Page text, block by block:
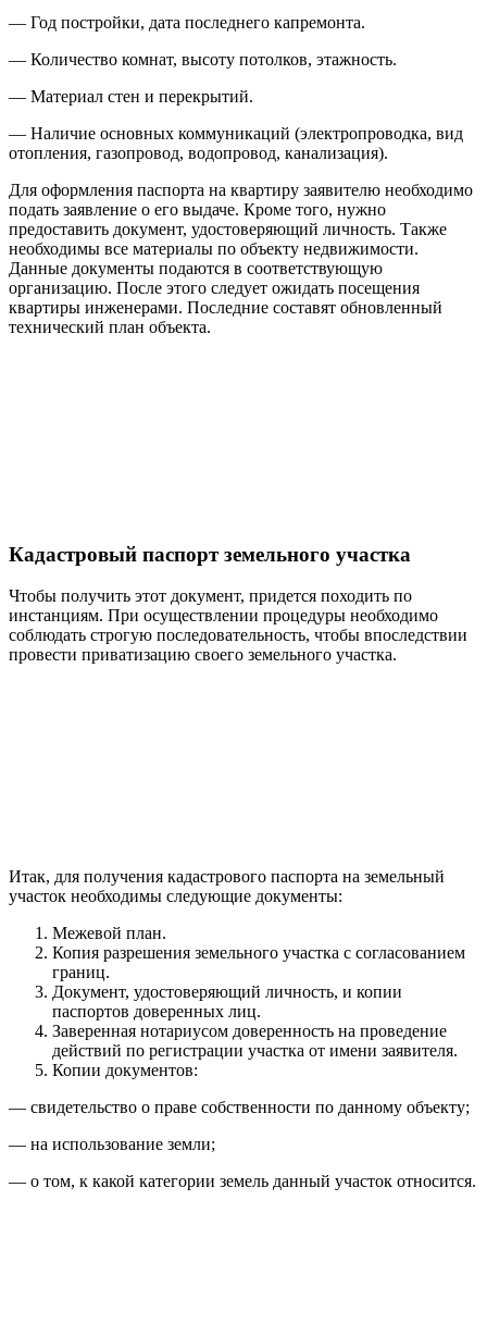
— Год постройки, дата последнего капремонта.
— Количество комнат, высоту потолков, этажность.
— Материал стен и перекрытий.
— Наличие основных коммуникаций (электропроводка, вид
отопления, газопровод, водопровод, канализация).
Для оформления паспорта на квартиру заявителю необходимо
подать заявление о его выдаче. Кроме того, нужно
предоставить документ, удостоверяющий личность. Также
необходимы все материалы по объекту недвижимости.
Данные документы подаются в соответствующую
организацию. После этого следует ожидать посещения
квартиры инженерами. Последние составят обновленный
технический план объекта.
Кадастровый паспорт земельного участка
Чтобы получить этот документ, придется походить по
инстанциям. При осуществлении процедуры необходимо
соблюдать строгую последовательность, чтобы впоследствии
провести приватизацию своего земельного участка.
Итак, для получения кадастрового паспорта на земельный
участок необходимы следующие документы:
Межевой план.
Копия разрешения земельного участка с согласованием
границ.
Документ, удостоверяющий личность, и копии
паспортов доверенных лиц.
Заверенная нотариусом доверенность на проведение
действий по регистрации участка от имени заявителя.
Копии документов:
— свидетельство о праве собственности по данному объекту;
— на использование земли;
— о том, к какой категории земель данный участок относится.